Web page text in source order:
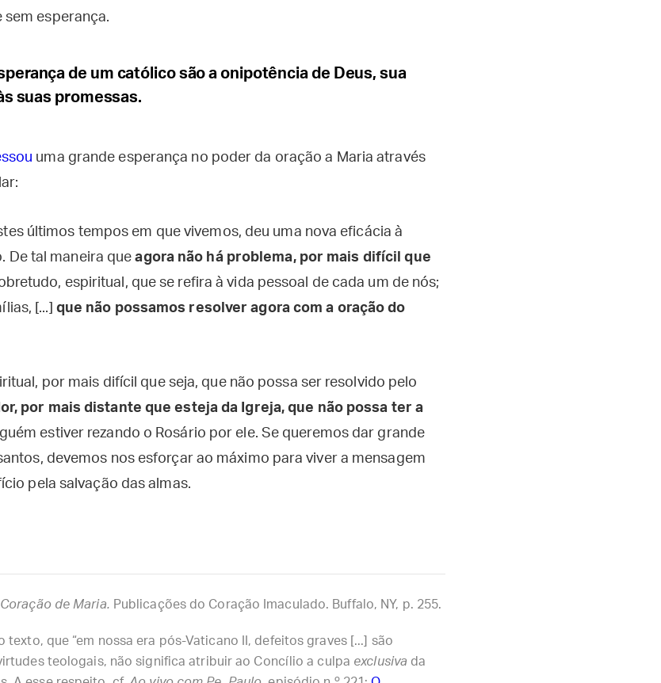
sem esperança.
de um católico são a onipotência de Deus, sua
suas promessas.
uma grande esperança no poder da oração a Maria através
últimos tempos em que vivemos, deu uma nova eficácia à
De tal maneira queagora não há problema, por mais difícil que
espiritual, que se refira à vida pessoal de cada um de nós;
[...] que não possamos resolver agora com a oração do
por mais difícil que seja, que não possa ser resolvido pelo
por mais distante que esteja da Igreja, que não possa ter a
estiver rezando o Rosário por ele. Se queremos dar grande
devemos nos esforçar ao máximo para viver a mensagem
pela salvação das almas.
de Maria. Publicações do Coração Imaculado. Buffalo, NY, p. 255.
texto, que “em nossa era pós-Vaticano II, defeitos graves [...] são
teologais, não significa atribuir ao Concílio a culpa exclusiva da